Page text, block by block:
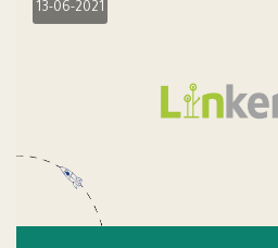
13-06-2021